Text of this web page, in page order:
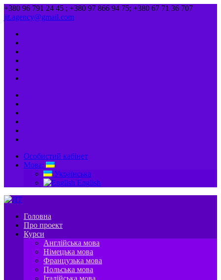
+380 96 791 24 45 ; +380 97 866 94 75; +380 67 71 36 707
jit.agency@gmail.com
Особистий кабінет
Мова:
Українська
English
Головна
Про проект
Курси
Англійська мова
Німецька мова
Французька мова
Польська мова
Італійська мова